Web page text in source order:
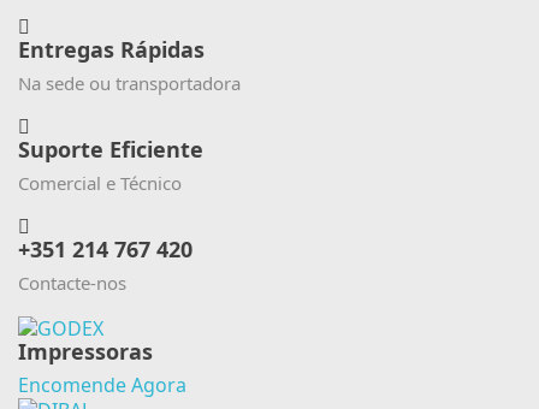
Entregas Rápidas
Na sede ou transportadora
Suporte Eficiente
Comercial e Técnico
+351 214 767 420
Contacte-nos
Impressoras
Encomende Agora